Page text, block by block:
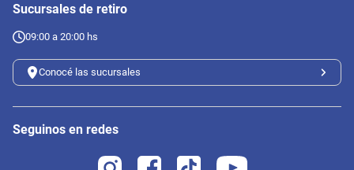
Sucursales de retiro
09:00 a 20:00 hs
Conocé las sucursales
Seguinos en redes